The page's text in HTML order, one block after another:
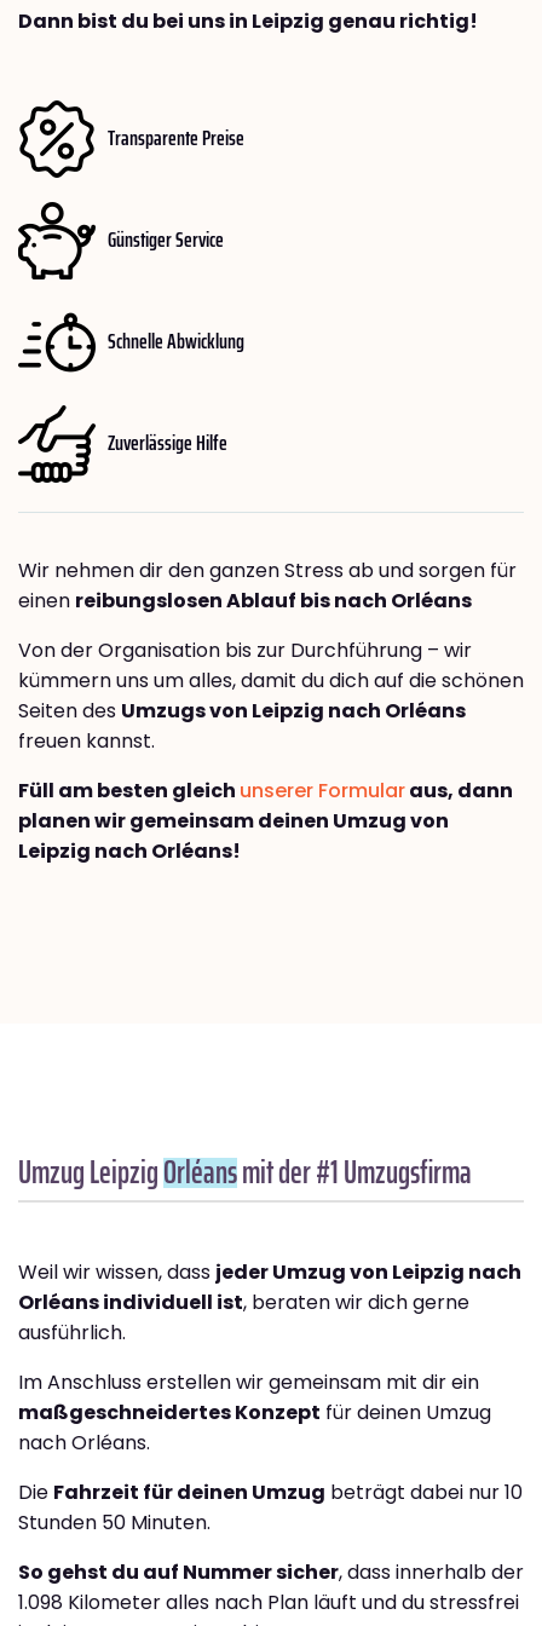
Dann bist du bei uns in Leipzig genau richtig!
Transparente Preise
Günstiger Service
Schnelle Abwicklung
Zuverlässige Hilfe
Wir nehmen dir den ganzen Stress ab und sorgen für
einen reibungslosen Ablauf bis nach Orléans
Von der Organisation bis zur Durchführung – wir
kümmern uns um alles, damit du dich auf die schönen
Seiten des Umzugs von Leipzig nach Orléans
freuen kannst.
Füll am besten gleich unserer Formularaus, dann
planen wir gemeinsam deinen Umzug von
Leipzig nach Orléans!
Umzug LeipzigOrléansmit der #1 Umzugsfirma
Weil wir wissen, dass jeder Umzug von Leipzig nach
Orléans individuell ist, beraten wir dich gerne
ausführlich.
Im Anschluss erstellen wir gemeinsam mit dir ein
maßgeschneidertes Konzept für deinen Umzug
nach Orléans.
Die Fahrzeit für deinen Umzug beträgt dabei nur 10
Stunden 50 Minuten.
So gehst du auf Nummer sicher, dass innerhalb der
1.098 Kilometer alles nach Plan läuft und du stressfrei